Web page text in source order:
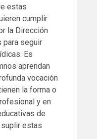
estas
cumplir
la Dirección
para seguir
Es
aprendan
vocación
la forma o
y en
de
estas